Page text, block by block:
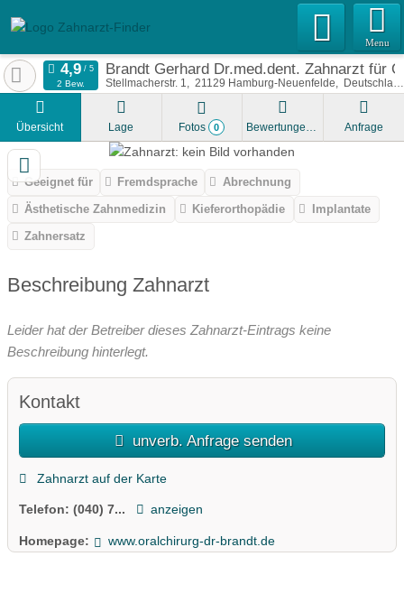
Menu
Brandt Gerhard Dr.med.dent. Zahnarzt für
Stellmacherstr. 1 21129 Hamburg-Neuenfelde Deutschland
2 Bew.
Übersicht Lage Fotos 0 Bewertungen Anfrage
Geeignet für Fremdsprache
Abrechnung
Ästhetische Zahnmedizin
Kieferorthopädie
Implantate
Zahnersatz
Beschreibung Zahnarzt
Leider hat der Betreiber dieses Zahnarzt-Eintrags keine
Beschreibung hinterlegt.
Kontakt
unverb. Anfrage senden
Zahnarzt auf der Karte
Telefon: (040) 7... anzeigen
Homepage: www.oralchirurg-dr-brandt.de